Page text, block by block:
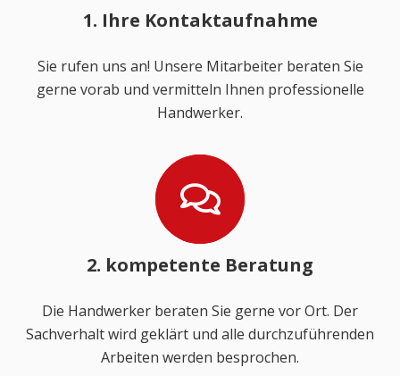
1. Ihre Kontaktaufnahme
Sie rufen uns an! Unsere Mitarbeiter beraten Sie
gerne vorab und vermitteln Ihnen professionelle
Handwerker.
2. kompetente Beratung
Die Handwerker beraten Sie gerne vor Ort. Der
Sachverhalt wird geklärt und alle durchzuführenden
Arbeiten werden besprochen.